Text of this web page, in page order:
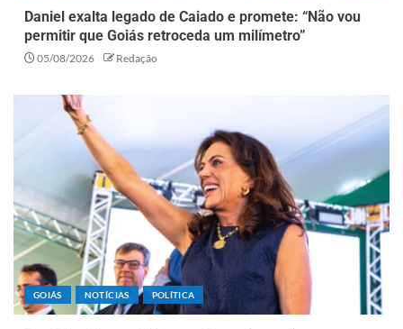
Daniel exalta legado de Caiado e promete: “Não vou
permitir que Goiás retroceda um milímetro”
05/08/2026 Redação
GOIÁS NOTÍCIAS POLÍTICA